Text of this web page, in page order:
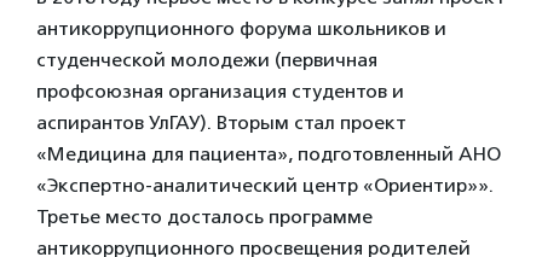
антикоррупционного форума школьников и
студенческой молодежи (первичная
профсоюзная организация студентов и
аспирантов УлГАУ). Вторым стал проект
«Медицина для пациента», подготовленный АНО
«Экспертно-аналитический центр «Ориентир»».
Третье место досталось программе
антикоррупционного просвещения родителей